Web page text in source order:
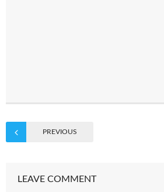
PREVIOUS
LEAVE COMMENT